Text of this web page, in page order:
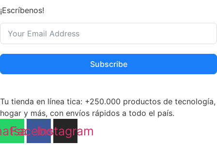
¡Escríbenos!
Subscribe
Tu tienda en línea tica: +250.000 productos de tecnología,
hogar y más, con envíos rápidos a todo el país.
Facebook
Instagram